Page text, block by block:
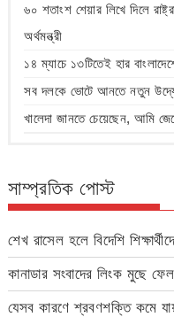
৬০ শতাংশ শেয়ার লিখে দিলে
অর্থমন্ত্রী
১৪ ম্যাচে ১৩টিতেই হার
সব দলকে ভোটে আনতে নতুন
খালেদা জানতে চেয়েছেন, আমি
সাম্প্রতিক পোস্ট
শেখ রাসেল হলে বিদেশি
কানাডার সংবাদের লিংক মুছে
যেসব কারণে শ্রবণশক্তি কমে